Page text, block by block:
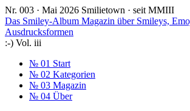
Nr. 003 · Mai 2026 Smilietown · seit MMIII
Das Smiley-Album Magazin über Smileys,
Ausdrucksformen
:-) Vol. iii
№ 01 Start
№ 02 Kategorien
№ 03 Magazin
№ 04 Über